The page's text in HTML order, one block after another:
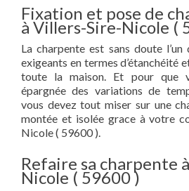
Fixation et pose de
à Villers-Sire-Nicole (
La charpente est sans doute l’un
exigeants en termes d’étanchéité
toute la maison. Et pour que
épargnée des variations de
vous devez tout miser sur une
montée et isolée grace à votre
Nicole ( 59600 ).
Refaire sa charpente
Nicole ( 59600 )